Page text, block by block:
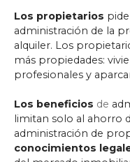
Los propietarios
administración de la
alquiler. Los
más propiedades:
profesionales y
Los beneficios de
limitan solo al ahorro
administración de
conocimientos